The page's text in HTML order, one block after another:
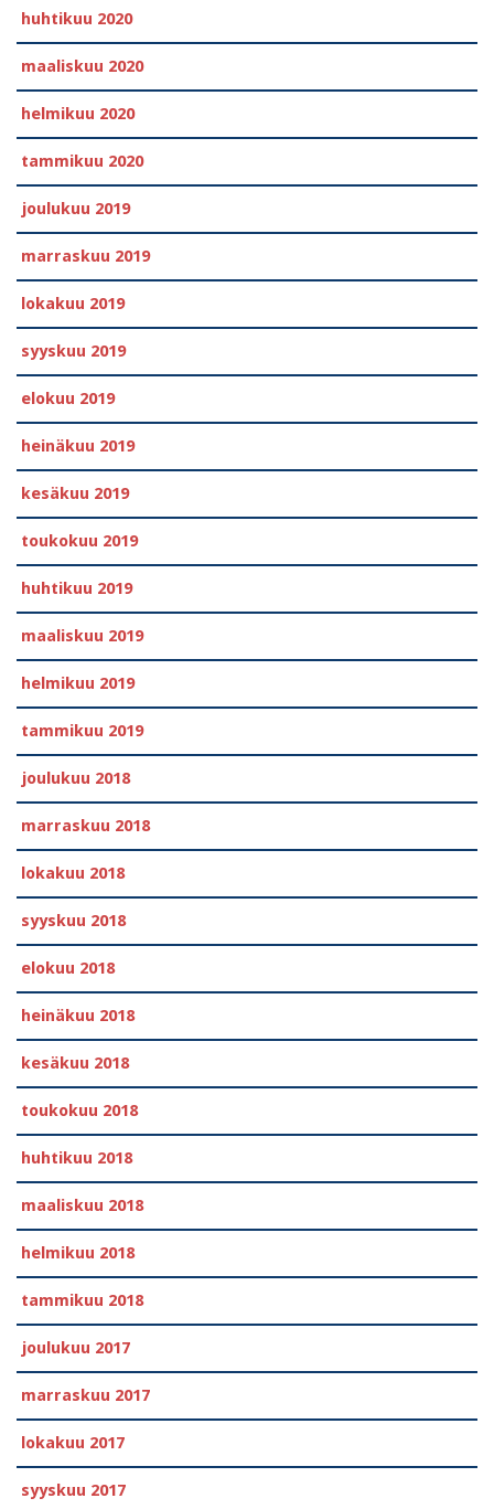
huhtikuu 2020
maaliskuu 2020
helmikuu 2020
tammikuu 2020
joulukuu 2019
marraskuu 2019
lokakuu 2019
syyskuu 2019
elokuu 2019
heinäkuu 2019
kesäkuu 2019
toukokuu 2019
huhtikuu 2019
maaliskuu 2019
helmikuu 2019
tammikuu 2019
joulukuu 2018
marraskuu 2018
lokakuu 2018
syyskuu 2018
elokuu 2018
heinäkuu 2018
kesäkuu 2018
toukokuu 2018
huhtikuu 2018
maaliskuu 2018
helmikuu 2018
tammikuu 2018
joulukuu 2017
marraskuu 2017
lokakuu 2017
syyskuu 2017